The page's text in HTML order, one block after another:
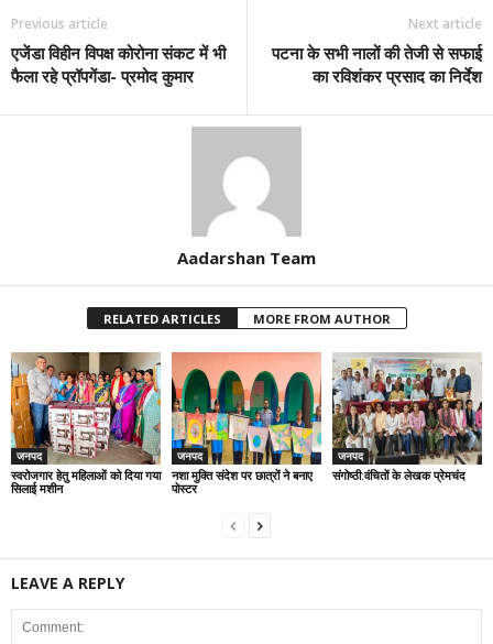
Previous article
एजेंडा विहीन विपक्ष कोरोना संकट में भी
फैला रहे प्रॉपगेंडा- प्रमोद कुमार
Next article
पटना के सभी नालों की तेजी से सफाई
का रविशंकर प्रसाद का निर्देश
Aadarshan Team
RELATED ARTICLES MORE FROM AUTHOR
जनपद
स्वरोजगार हेतु महिलाओं को दिया गया
सिलाई मशीन
जनपद
नशा मुक्ति संदेश पर छात्रों ने बनाए
पोस्टर
जनपद
संगोष्ठी:वंचितों के लेखक प्रेमचंद
LEAVE A REPLY